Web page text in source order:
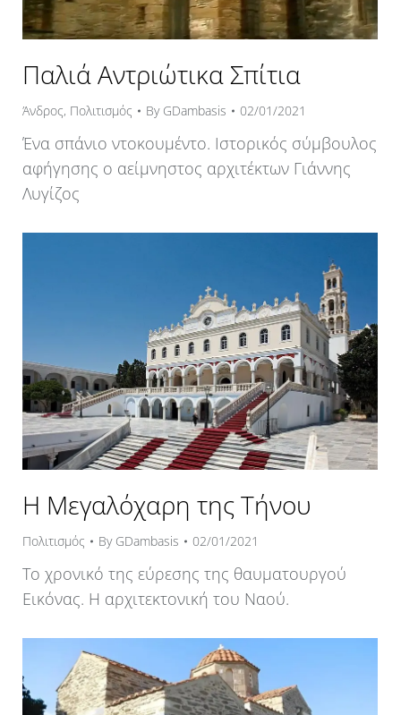
Παλιά Αντριώτικα Σπίτια
Άνδρος, Πολιτισμός By GDambasis 02/01/2021
Ένα σπάνιο ντοκουμέντο. Ιστορικός σύμβουλος
αφήγησης ο αείμνηστος αρχιτέκτων Γιάννης
Λυγίζος
Η Μεγαλόχαρη της Τήνου
Πολιτισμός By GDambasis 02/01/2021
Το χρονικό της εύρεσης της θαυματουργού
Εικόνας. Η αρχιτεκτονική του Ναού.